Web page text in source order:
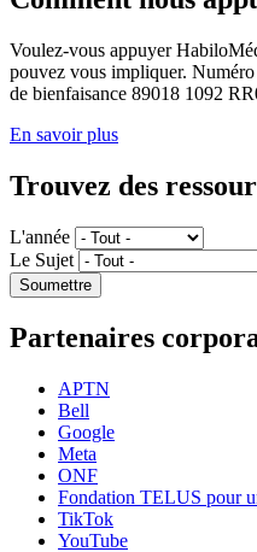
Voulez-vous appuyer
pouvez vous impliquer. Numéro
de bienfaisance 89018 1092
En savoir plus
Trouvez des
L'année
Le Sujet
Partenaires
APTN
Bell
Google
Meta
ONF
Fondation TELUS pour
TikTok
YouTube